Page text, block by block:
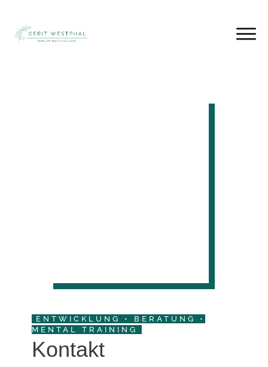
ENTWICKLUNG • BERATUNG •
MENTAL TRAINING
Kontakt